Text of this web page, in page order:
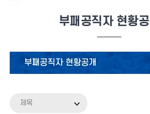
부패공직자 현황공
부패공직자 현황공개
감사정보
제목